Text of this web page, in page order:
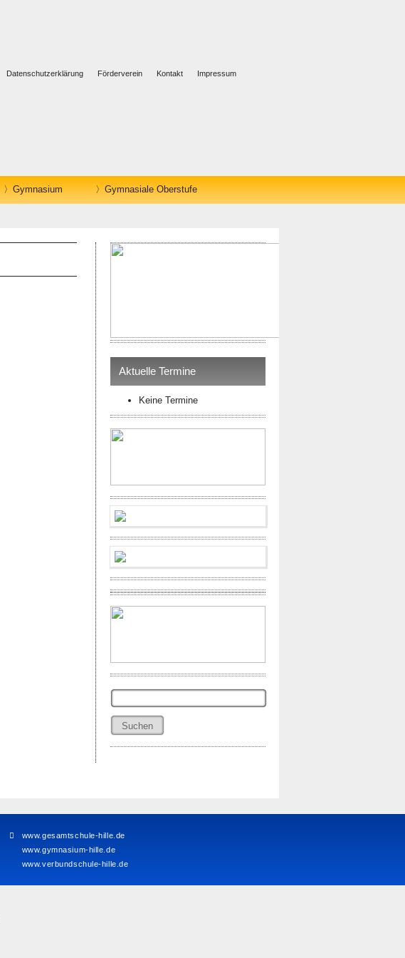
Impressum
Kontakt
Förderverein
Datenschutzerklärung
Gymnasium Gymnasiale Oberstufe
Aktuelle Termine
Keine Termine
Suchen
www.gesamtschule-hille.de
www.gymnasium-hille.de
www.verbundschule-hille.de